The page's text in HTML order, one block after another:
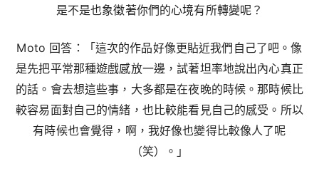
是不是也象徵著你們的心境有所轉變呢？
Moto 回答：「這次的作品好像更貼近我們自己了吧。像
是先把平常那種遊戲感放一邊，試著坦率地說出內心真正
的話。會去想這些事，大多都是在夜晚的時候。那時候比
較容易面對自己的情緒，也比較能看見自己的感受。所以
有時候也會覺得，啊，我好像也變得比較像人了呢
（笑）。」